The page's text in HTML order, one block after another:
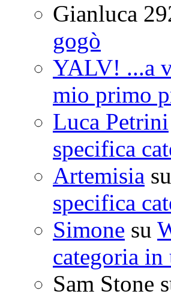
Gianluca
gogò
YALV! ...a
mio primo
Luca Petrini
specifica
Artemisia su
specifica
Simone su
categoria in
Sam Stone